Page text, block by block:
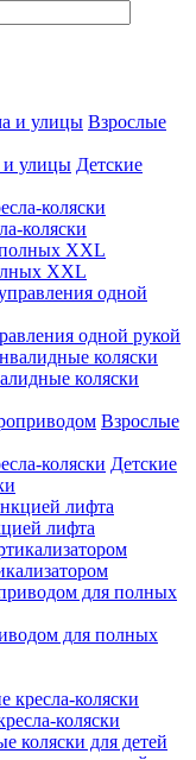
Взрослые
Детские
коляски
XXL
одной рукой
коляски
Взрослые
Детские
лифта
для полных
коляски